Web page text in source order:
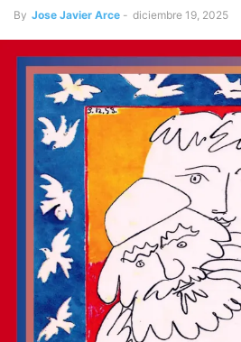
By Jose Javier Arce - diciembre 19, 2025